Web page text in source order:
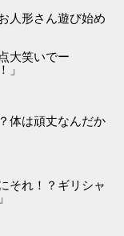
人形さん遊び始め
大笑いでー
」
体は頑丈なんだか
それ！？ギリシャ